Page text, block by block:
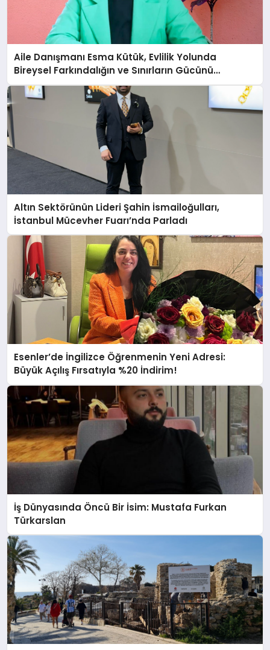
Aile Danışmanı Esma Kütük, Evlilik Yolunda
Bireysel Farkındalığın ve Sınırların Gücünü
Anlatıyor
Altın Sektörünün Lideri Şahin İsmailoğulları,
İstanbul Mücevher Fuarı’nda Parladı ￼
Esenler’de İngilizce Öğrenmenin Yeni Adresi:
Büyük Açılış Fırsatıyla %20 İndirim!
İş Dünyasında Öncü Bir İsim: Mustafa Furkan
Türkarslan